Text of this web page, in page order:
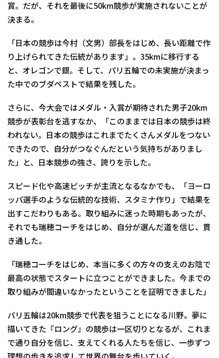
賞。だが、それを最後に50km競歩が実施されないことが
決まる。
「日本の競歩は今村（文男）部長をはじめ、長い距離で作
り上げられてきた伝統があります」。35kmに移行する
と、オレゴンで銀。そして、パリ五輪での未実施が決まっ
た中でのブダペストで結果を残した。
さらに、今大会ではメダル・入賞が期待された男子20km
競歩が表彰台を逃すなか、「このままでは日本の競歩は終
われない。日本の競歩はこれまでたくさんメダルをつない
できたので、自分がつなぐんだという気持ちがありまし
た」と、日本競歩の強さ、誇りを示した。
スピード化や高速ピッチが主流となるなかでも、「ヨーロ
ッパ選手のような伝統的な技術、スタミナ作り」で結果を
出すこだわりもある。取り組みに迷った時期もあったが、
それでも瑞穂コーチをはじめ、自分が選んだ道を信じ、貫
き通した。
「瑞穂コーチをはじめ、本当に多くの方々の支えのお陰で
最高の状態でスタートに立つことができました。今までの
取り組みが間違いなかったということを証明できました」
パリ五輪は20km競歩で代表を狙うことになる川野。夢に
描いてきた『ロング』の競歩は一区切りとなるが、これま
で通り自分を信じ、支えてくれる人たちを信じ、一歩ずつ